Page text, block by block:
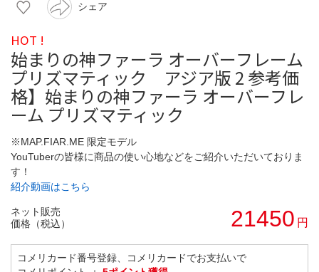
シェア
HOT !
始まりの神ファーラ オーバーフレーム
プリズマティック アジア版 2 参考価
格】始まりの神ファーラ オーバーフレ
ーム プリズマティック
※MAP.FIAR.ME 限定モデル
YouTuberの皆様に商品の使い心地などをご紹介いただいておりま
す！
紹介動画はこちら
ネット販売
価格（税込）
21450 円
コメリカード番号登録、コメリカードでお支払いで